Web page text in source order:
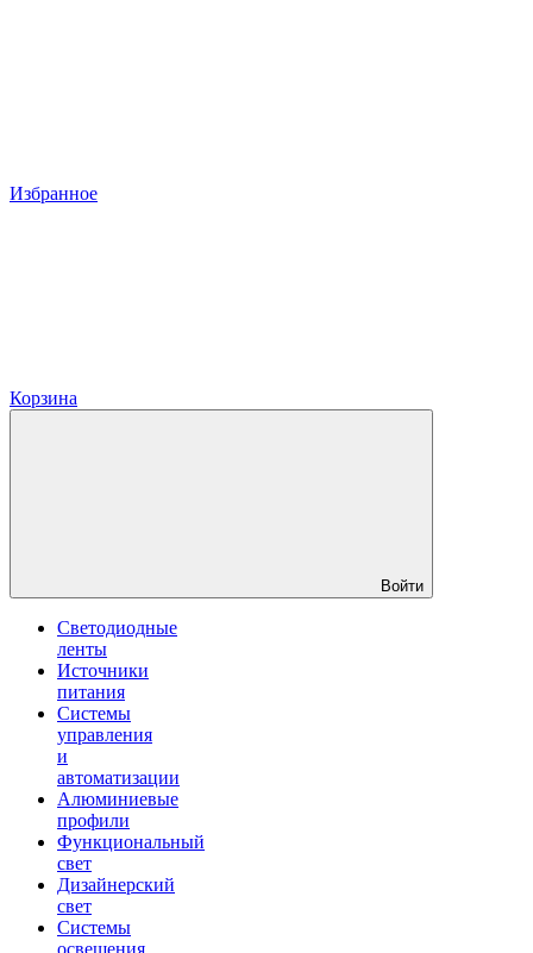
Избранное
Корзина
Войти
Светодиодные
ленты
Источники
питания
Системы
управления
и
автоматизации
Алюминиевые
профили
Функциональный
свет
Дизайнерский
свет
Системы
освещения